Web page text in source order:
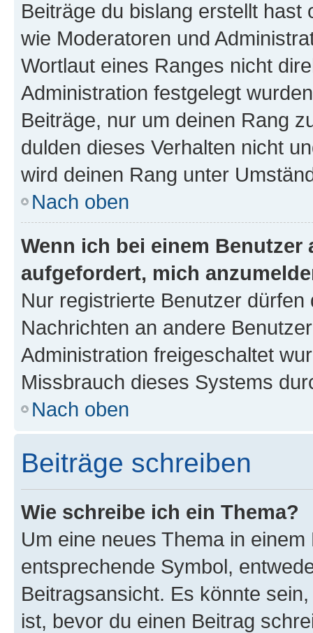
Beiträge du bislang erstellt
wie Moderatoren und
Wortlaut eines Ranges nicht
Administration festgelegt
Beiträge, nur um deinen Rang
dulden dieses Verhalten nicht
wird deinen Rang unter
Nach oben
Wenn ich bei einem
aufgefordert, mich
Nur registrierte Benutzer
Nachrichten an andere
Administration freigeschaltet
Missbrauch dieses Systems
Nach oben
Beiträge schreiben
Wie schreibe ich ein Thema?
Um eine neues Thema in
entsprechende Symbol,
Beitragsansicht. Es könnte
ist, bevor du einen Beitrag